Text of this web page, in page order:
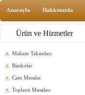
Anasayfa Hakkımızda
Ürün ve Hizmetler
Makam Takımları
Bankolar
Cam Masalar
Toplantı Masaları